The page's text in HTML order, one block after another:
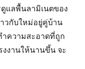
แลพื้นลามิเนตของ
วกับใหม่อยู่คู่บ้าน
ำความสะอาดที่ถูก
งานให้นานขึ้น จะ